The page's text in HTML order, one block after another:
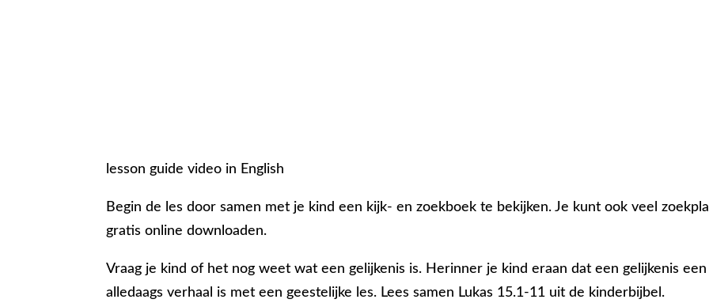
lesson guide video in English
Begin de les door samen met je kind een kijk- en zoekboek te bekijken. Je kunt ook veel
gratis online downloaden.
Vraag je kind of het nog weet wat een gelijkenis is. Herinner je kind eraan dat een gelijkenis een
alledaags verhaal is met een geestelijke les. Lees samen Lukas 15.1-11 uit de kinderbijbel.